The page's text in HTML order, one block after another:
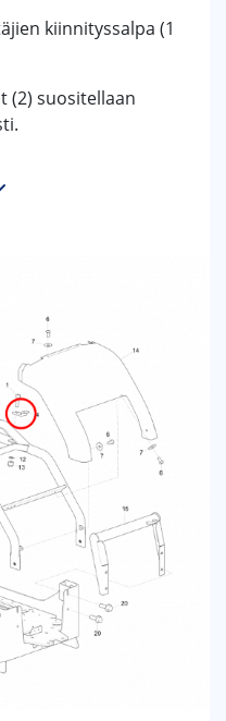
kiinnityssalpa (1
(2) suositellaan